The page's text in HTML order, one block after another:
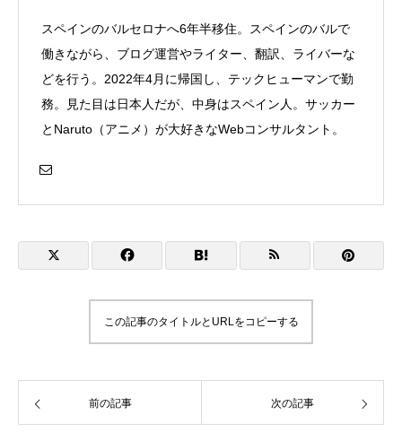
スペインのバルセロナへ6年半移住。スペインのバルで
働きながら、ブログ運営やライター、翻訳、ライバーな
どを行う。2022年4月に帰国し、テックヒューマンで勤
務。見た目は日本人だが、中身はスペイン人。サッカー
とNaruto（アニメ）が大好きなWebコンサルタント。
この記事のタイトルとURLをコピーする
前の記事 次の記事